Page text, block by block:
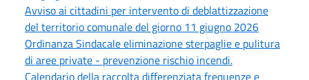
Avviso ai cittadini per intervento di deblattizzazione
del territorio comunale del giorno 11 giugno 2026
Ordinanza Sindacale eliminazione sterpaglie e pulitura
di aree private - prevenzione rischio incendi.
Calendario della raccolta differenziata frequenze e